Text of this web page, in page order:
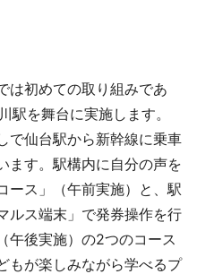
は初めての取り組みであ
駅を舞台に実施します。
で仙台駅から新幹線に乗車
ます。駅構内に自分の声を
ース」（午前実施）と、駅
ルス端末」で発券操作を行
午後実施）の2つのコース
もが楽しみながら学べるプ